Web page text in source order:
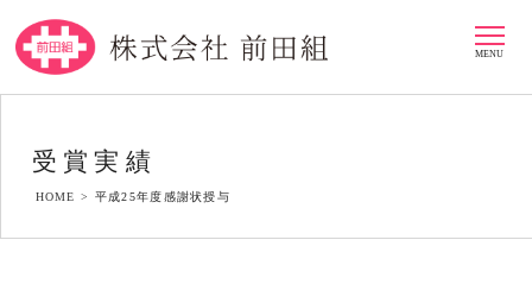
MENU
受賞実績
HOME > 平成25年度感謝状授与